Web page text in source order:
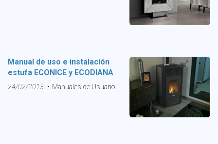
Manual de uso e instalación
estufa ECONICE y ECODIANA
24/02/2013 Manuales de Usuario